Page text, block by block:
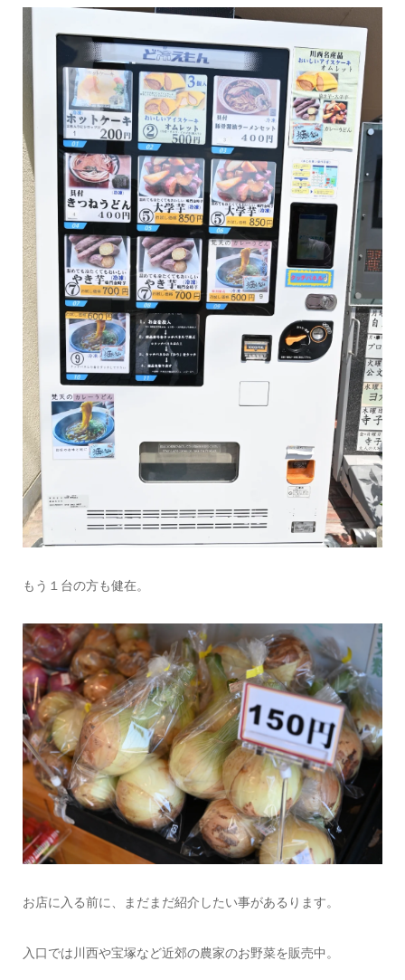
もう１台の方も健在。
お店に入る前に、まだまだ紹介したい事があるります。
入口では川西や宝塚など近郊の農家のお野菜を販売中。